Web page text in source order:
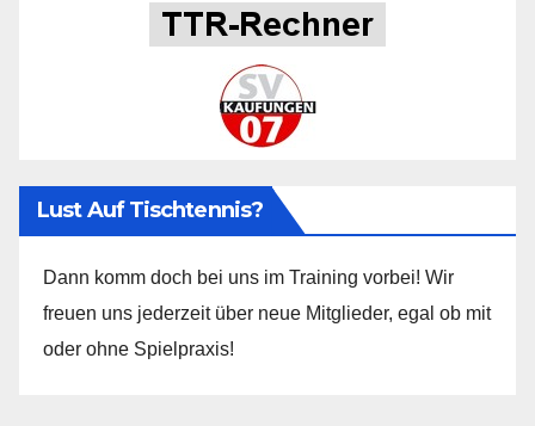
Lust Auf Tischtennis?
Dann komm doch bei uns im Training vorbei! Wir
freuen uns jederzeit über neue Mitglieder, egal ob mit
oder ohne Spielpraxis!